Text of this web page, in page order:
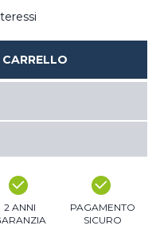
2 ANNI
PAGAMENTO
SICURO